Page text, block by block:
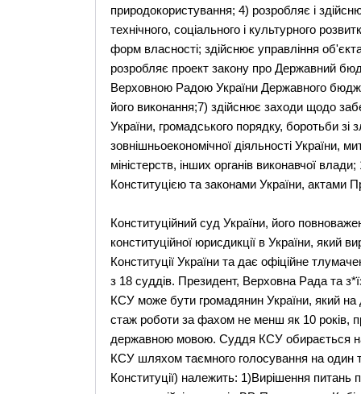
природокористування; 4) розробляє і
технічного, соціального і культурного
форм власності; здійснює управління
розробляє проект закону про Державний
Верховною Радою України Державного
його виконання;7) здійснює заходи щодо
України, громадського порядку, боротьби зі
зовнішньоекономічної діяльності України,
міністерств, інших органів виконавчої
Конституцією та законами України, актами
Конституційний суд України, його
конституційної юрисдикції в України, який
Конституції України та дає офіційне
з 18 суддів. Президент, Верховна Рада та
КСУ може бути громадянин України, який на
стаж роботи за фахом не менш як 10 років,
державною мовою. Суддя КСУ обирається на
КСУ шляхом таємного голосування на один
Конституції) належить: 1)Вирішення питань